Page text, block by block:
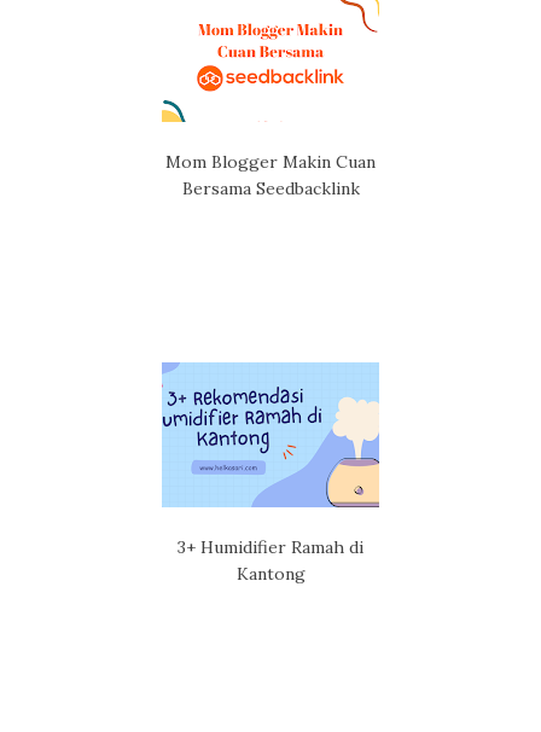
Mom Blogger Makin Cuan
Bersama Seedbacklink
3+ Humidifier Ramah di
Kantong